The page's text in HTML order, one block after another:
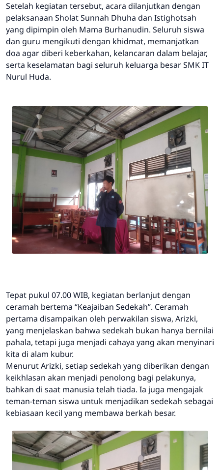
Setelah kegiatan tersebut, acara dilanjutkan dengan
pelaksanaan Sholat Sunnah Dhuha dan Istighotsah
yang dipimpin oleh Mama Burhanudin. Seluruh siswa
dan guru mengikuti dengan khidmat, memanjatkan
doa agar diberi keberkahan, kelancaran dalam belajar,
serta keselamatan bagi seluruh keluarga besar SMK IT
Nurul Huda.
Tepat pukul 07.00 WIB, kegiatan berlanjut dengan
ceramah bertema “Keajaiban Sedekah”. Ceramah
pertama disampaikan oleh perwakilan siswa, Arizki,
yang menjelaskan bahwa sedekah bukan hanya bernilai
pahala, tetapi juga menjadi cahaya yang akan menyinari
kita di alam kubur.
Menurut Arizki, setiap sedekah yang diberikan dengan
keikhlasan akan menjadi penolong bagi pelakunya,
bahkan di saat manusia telah tiada. Ia juga mengajak
teman-teman siswa untuk menjadikan sedekah sebagai
kebiasaan kecil yang membawa berkah besar.